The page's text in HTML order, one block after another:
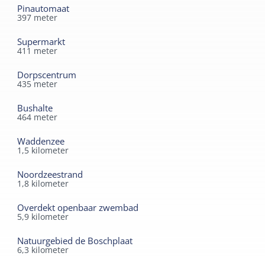
Separaat toilet
Douche
Pinautomaat
397 meter
Supermarkt
411 meter
Dorpscentrum
435 meter
Bushalte
464 meter
Waddenzee
1,5 kilometer
Noordzeestrand
1,8 kilometer
Overdekt openbaar zwembad
5,9 kilometer
Natuurgebied de Boschplaat
6,3 kilometer